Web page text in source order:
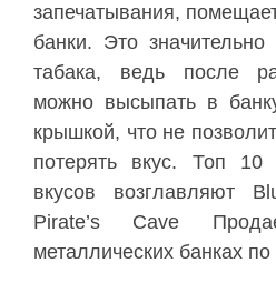
запечатывания,
банки. Это
табака, ведь после
можно высыпать в
крышкой, что не
потерять вкус. Топ
вкусов возглавляют
Pirate’s Cave
металлических банках